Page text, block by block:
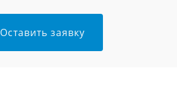
Оставить заявку